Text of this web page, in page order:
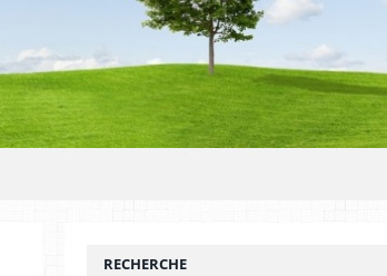
RECHERCHE